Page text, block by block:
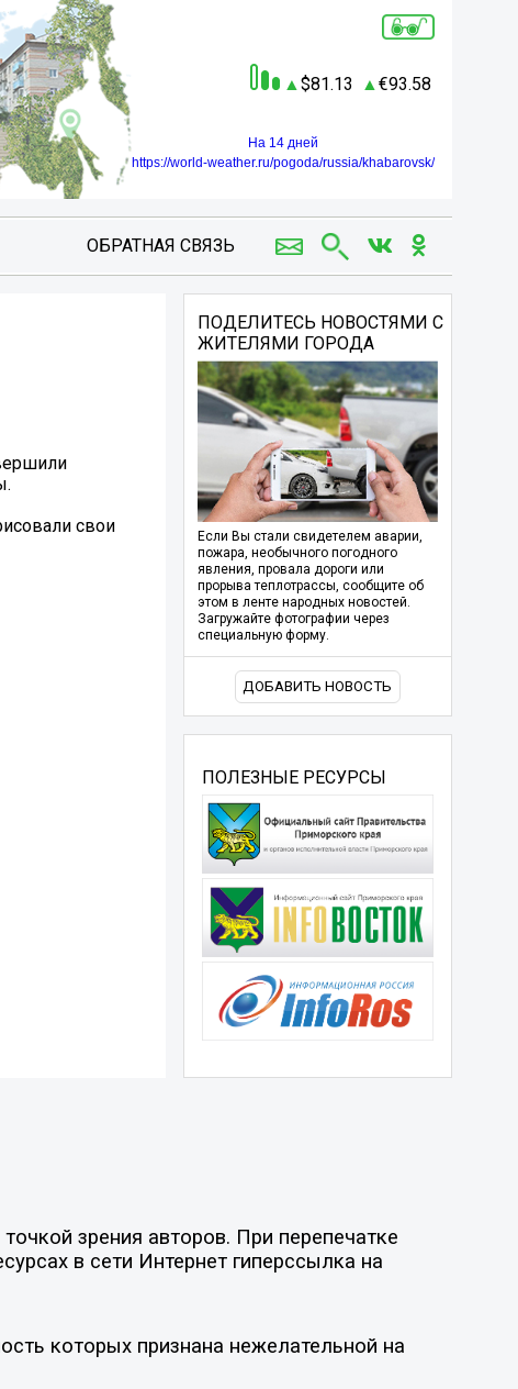
81.13 93.58
На 14 дней
https://world-weather.ru/pogoda/russia/khabarovsk/
ОБРАТНАЯ СВЯЗЬ
свои
ПОДЕЛИТЕСЬ НОВОСТЯМИ С
ЖИТЕЛЯМИ ГОРОДА
Если Вы стали свидетелем аварии,
пожара, необычного погодного
явления, провала дороги или
прорыва теплотрассы, сообщите об
этом в ленте народных новостей.
Загружайте фотографии через
специальную форму.
ДОБАВИТЬ НОВОСТЬ
ПОЛЕЗНЫЕ РЕСУРСЫ
зрения авторов. При перепечатке
в сети Интернет гиперссылка на
которых признана нежелательной на